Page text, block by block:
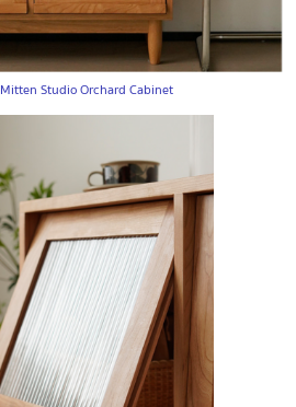
Mitten Studio Orchard Cabinet